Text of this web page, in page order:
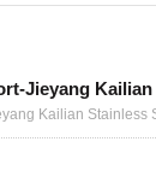
Jieyang
Kailian Stainless